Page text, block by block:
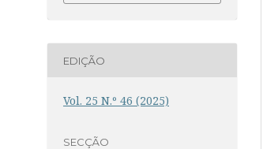
EDIÇÃO
Vol. 25 N.º 46 (2025)
SECÇÃO